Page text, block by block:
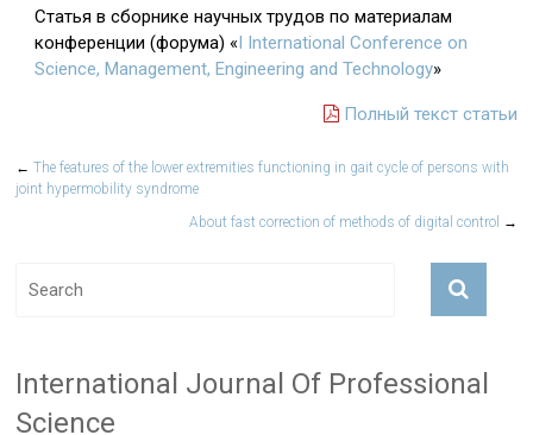
Статья в сборнике научных трудов по материалам
конференции (форума) «I International Conference on
Science, Management, Engineering and Technology»
Полный текст статьи
← The features of the lower extremities functioning in gait cycle of persons with
joint hypermobility syndrome
About fast correction of methods of digital control →
International Journal Of Professional
Science